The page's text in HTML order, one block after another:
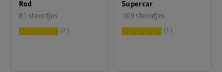
Rod
81 steentjes
2
Supercar
109 steentjes
1